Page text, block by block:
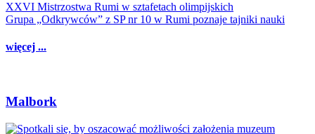
XXVI Mistrzostwa Rumi w sztafetach olimpijskich
Grupa „Odkrywców” z SP nr 10 w Rumi poznaje tajniki nauki
więcej ...
Malbork